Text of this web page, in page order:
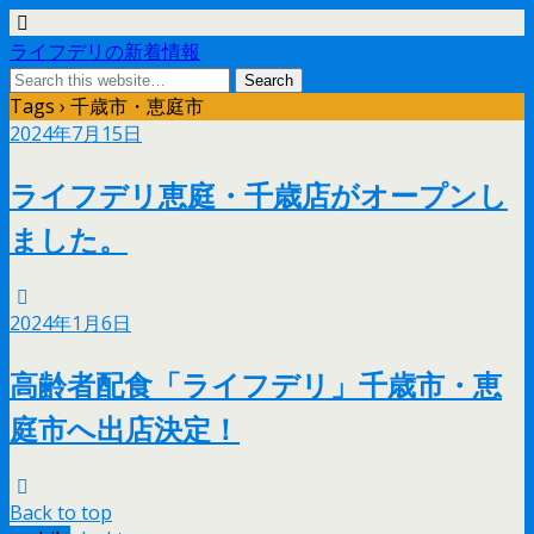
ライフデリの新着情報
Tags › 千歳市・恵庭市
2024年7月15日
ライフデリ恵庭・千歳店がオープンし
ました。
2024年1月6日
高齢者配食「ライフデリ」千歳市・恵
庭市へ出店決定！
Back to top